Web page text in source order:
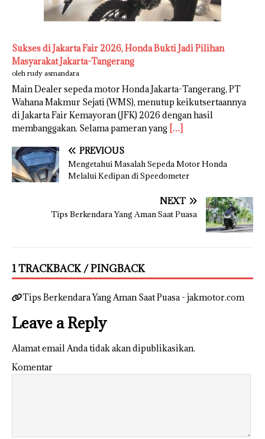
Sukses di Jakarta Fair 2026, Honda Bukti Jadi Pilihan
Masyarakat Jakarta-Tangerang
oleh rudy asmandara
Main Dealer sepeda motor Honda Jakarta-Tangerang, PT
Wahana Makmur Sejati (WMS), menutup keikutsertaannya
di Jakarta Fair Kemayoran (JFK) 2026 dengan hasil
membanggakan. Selama pameran yang […]
PREVIOUS
Mengetahui Masalah Sepeda Motor Honda
Melalui Kedipan di Speedometer
NEXT
Tips Berkendara Yang Aman Saat Puasa
1 TRACKBACK / PINGBACK
Tips Berkendara Yang Aman Saat Puasa - jakmotor.com
Leave a Reply
Alamat email Anda tidak akan dipublikasikan.
Komentar